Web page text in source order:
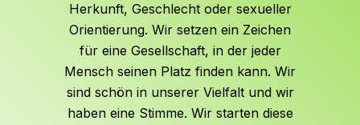
Herkunft, Geschlecht oder sexueller
Orientierung. Wir setzen ein Zeichen
für eine Gesellschaft, in der jeder
Mensch seinen Platz finden kann. Wir
sind schön in unserer Vielfalt und wir
haben eine Stimme. Wir starten diese